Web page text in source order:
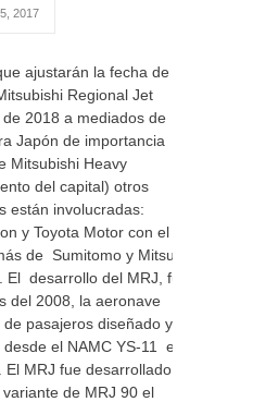
2017
ajustarán la fecha de
Regional Jet
2018 a mediados de
Japón de importancia
Mitsubishi Heavy
del capital) otros
están involucradas:
y Toyota Motor con el
de Sumitomo y Mitsui
desarrollo del MRJ, fue
del 2008, la aeronave
pasajeros diseñado y
el NAMC YS-11 en
MRJ fue desarrollado a
de MRJ 90 el